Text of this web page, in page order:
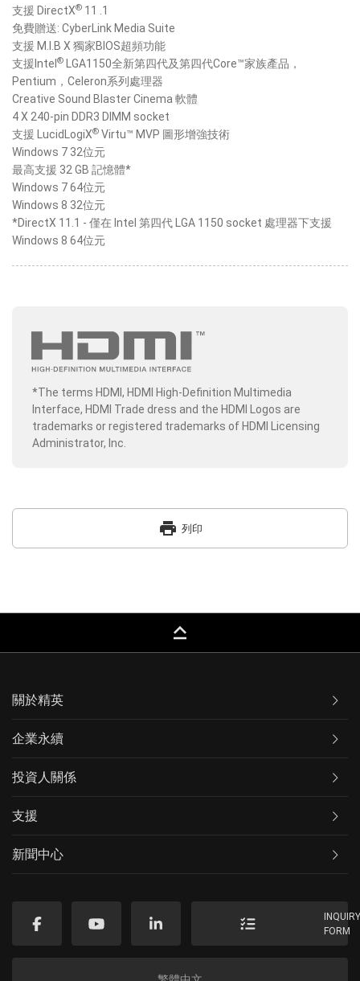
支援 DirectX® 11 .1
免費贈送: CyberLink Media Suite
支援 M.I.B X 獨家BIOS超頻功能
支援Intel ®
LGA1150全新第四代及第四代Core™家族產品，
Pentium，Celeron系列處理器
Creative Sound Blaster Cinema 軟體
4 X 240-pin DDR3 DIMM socket
支援 LucidLogiX® Virtu™ MVP 圖形增強技術
Windows 7 32位元
最高支援 32 GB 記憶體*
Windows 7 64位元
Windows 8 32位元
*DirectX 11.1 - 僅在 Intel 第四代 LGA 1150 socket 處理器下支援
Windows 8 64位元
*The terms HDMI, HDMI High-Definition Multimedia
Interface, HDMI Trade dress and the HDMI Logos are
trademarks or registered trademarks of HDMI Licensing
Administrator, Inc.
print 列印
keyboard_capslock
關於精英
企業永續
投資人關係
支援
新聞中心
FORM